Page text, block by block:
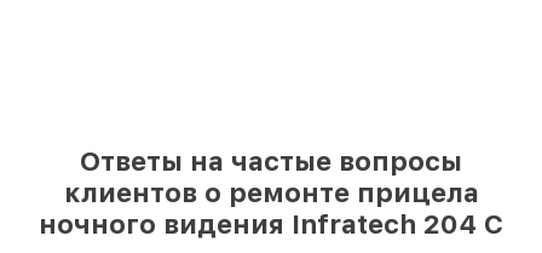
Ответы на частые вопросы
клиентов о ремонте прицела
ночного видения Infratech 204 С